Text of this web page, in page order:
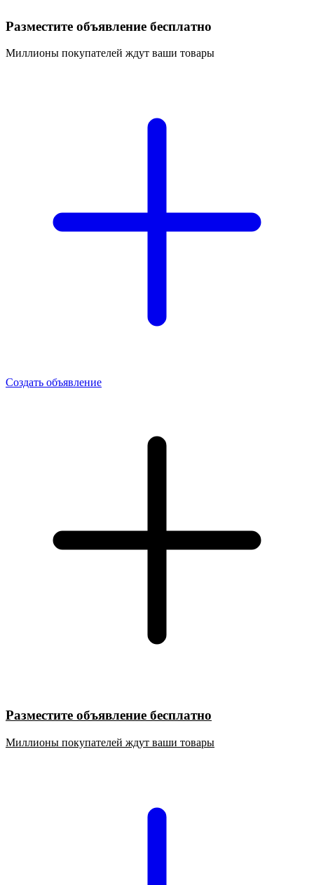
Разместите объявление бесплатно
Миллионы покупателей ждут ваши товары
Создать объявление
Разместите объявление бесплатно
Миллионы покупателей ждут ваши товары